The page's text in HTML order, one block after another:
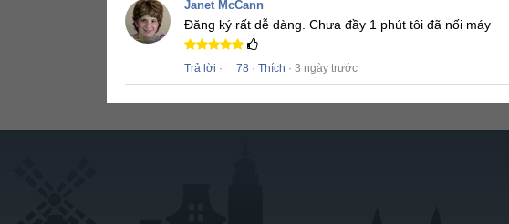
Janet McCann
Đăng ký rất dễ dàng. Chưa đầy 1 phút tôi đã nối máy
Trả lời · 78 · Thích · 3 ngày trước